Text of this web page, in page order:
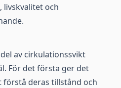
och
av cirkulationssvikt
För det första ger det
deras tillstånd och